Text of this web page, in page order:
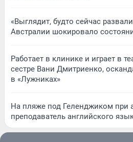
«Выглядит, будто сейчас
Австралии шокировало
Работает в клинике и играет в
сестре Вани Дмитриенко,
в «Лужниках»
На пляже под Геленджиком при
преподаватель английского